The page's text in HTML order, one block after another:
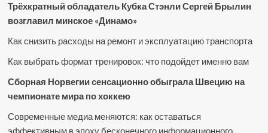
Трёхкратный обладатель Кубка Стэнли Сергей Брылин
возглавил минское «Динамо»
Как снизить расходы на ремонт и эксплуатацию транспорта
Как выбрать формат тренировок: что подойдет именно вам
Сборная Норвегии сенсационно обыграла Швецию на
чемпионате мира по хоккею
Современные медиа меняются: как оставаться